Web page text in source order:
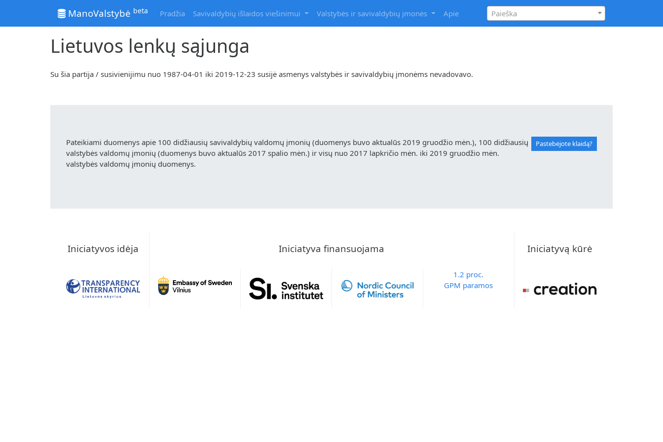
ManoValstybė beta Pradžia Savivaldybių išlaidos viešinimui Valstybės ir savivaldybių įmonės Apie Paieška
Lietuvos lenkų sąjunga
Su šia partija / susivienijimu nuo 1987-04-01 iki 2019-12-23 susijė asmenys valstybės ir savivaldybių įmonėms nevadovavo.
Pastebėjote klaidą?
Pateikiami duomenys apie 100 didžiausių savivaldybių valdomų įmonių (duomenys buvo aktualūs 2019 gruodžio mėn.), 100 didžiausių
valstybės valdomų įmonių (duomenys buvo aktualūs 2017 spalio mėn.) ir visų nuo 2017 lapkričio mėn. iki 2019 gruodžio mėn.
valstybės valdomų įmonių duomenys.
Iniciatyvos idėja Iniciatyva finansuojama
1.2 proc.
GPM paramos
Iniciatyvą kūrė